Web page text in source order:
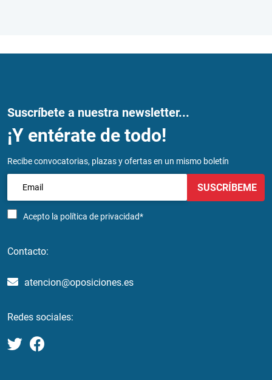
Suscríbete a nuestra newsletter...
¡Y entérate de todo!
Recibe convocatorias, plazas y ofertas en un mismo boletín
Acepto la política de privacidad*
SUSCRÍBEME
Contacto:
atencion@oposiciones.es
Redes sociales: